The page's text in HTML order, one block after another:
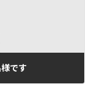
です